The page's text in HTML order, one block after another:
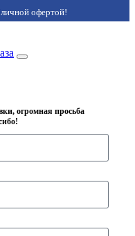
офертой!
огромная просьба